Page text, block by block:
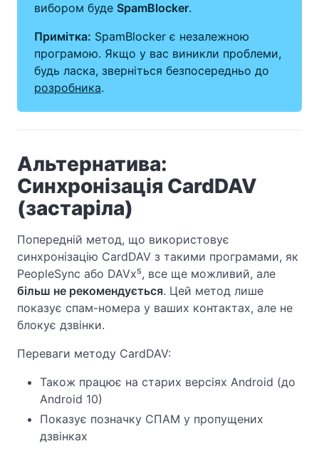
вибором буде SpamBlocker.
Примітка: SpamBlocker є незалежною
програмою. Якщо у вас виникли проблеми,
будь ласка, зверніться безпосередньо до
розробника.
Альтернатива:
Синхронізація CardDAV
(застаріла)
Попередній метод, що використовує
синхронізацію CardDAV з такими програмами, як
PeopleSync або DAVx⁵, все ще можливий, але
більш не рекомендується. Цей метод лише
показує спам-номера у ваших контактах, але не
блокує дзвінки.
Переваги методу CardDAV:
Також працює на старих версіях Android (до
Android 10)
Показує позначку СПАМ у пропущених
дзвінках